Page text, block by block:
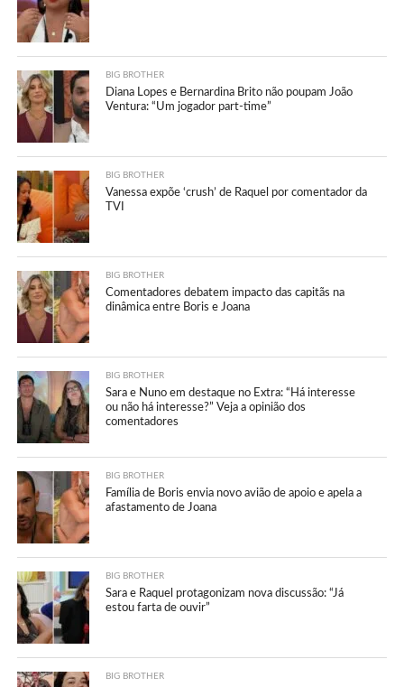
BIG BROTHER
Diana Lopes e Bernardina Brito não poupam João
Ventura: “Um jogador part-time”
BIG BROTHER
Vanessa expõe ‘crush’ de Raquel por comentador da
TVI
BIG BROTHER
Comentadores debatem impacto das capitãs na
dinâmica entre Boris e Joana
BIG BROTHER
Sara e Nuno em destaque no Extra: “Há interesse
ou não há interesse?” Veja a opinião dos
comentadores
BIG BROTHER
Família de Boris envia novo avião de apoio e apela a
afastamento de Joana
BIG BROTHER
Sara e Raquel protagonizam nova discussão: “Já
estou farta de ouvir”
BIG BROTHER